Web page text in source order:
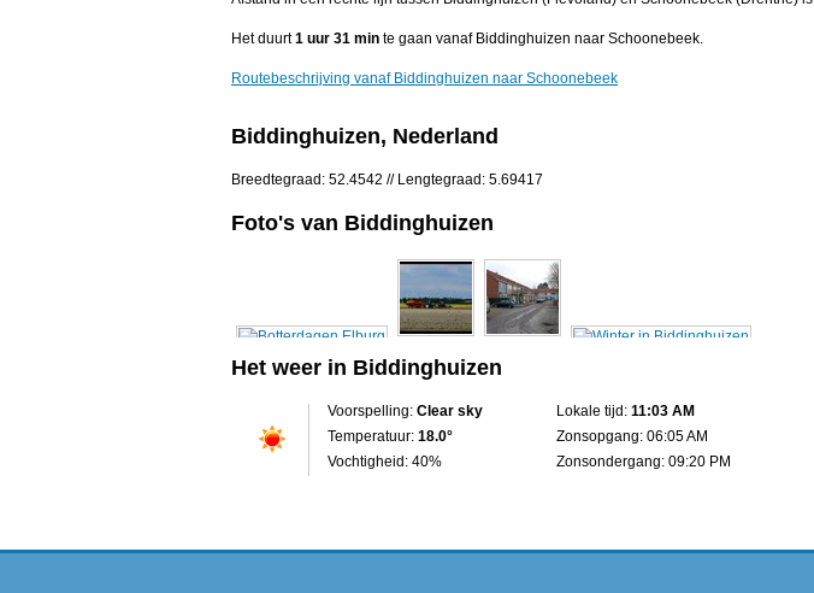
Het duurt1 uur 31 min te gaan vanaf Biddinghuizen naar Schoonebeek.
Routebeschrijving vanaf Biddinghuizen naar Schoonebeek
Biddinghuizen, Nederland
Breedtegraad: 52.4542 // Lengtegraad: 5.69417
Foto's van Biddinghuizen
Het weer in Biddinghuizen
Voorspelling: Clear sky
Temperatuur: 18.0°
Vochtigheid: 40%
Lokale tijd: 11:03 AM
Zonsopgang: 06:05 AM
Zonsondergang: 09:20 PM